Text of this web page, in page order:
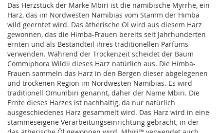
Das Herzstück der Marke Mbiri ist die namibische Myrrhe, ein
Harz, das im Nordwesten Namibias vom Stamm der Himba
wild geerntet wird. Das ätherische Öl wird aus diesem Harz
gewonnen, das die Himba-Frauen bereits seit Jahrhunderten
ernten und als Bestandteil ihres traditionellen Parfums
verwenden. Während der Trockenzeit scheidet der Baum
Commiphora Wildii dieses Harz natürlich aus. Die Himba-
Frauen sammeln das Harz in den Bergen dieser abgelegenen
und trockenen Region im Nordwesten Namibias. Es wird
traditionell Omumbiri genannt, daher der Name Mbiri. Die
Ernte dieses Harzes ist nachhaltig, da nur natürlich
ausgeschiedenes Harz gesammelt wird. Das Harz wird in eine
stammeseigene Verarbeitungseinrichtung gebracht, in der